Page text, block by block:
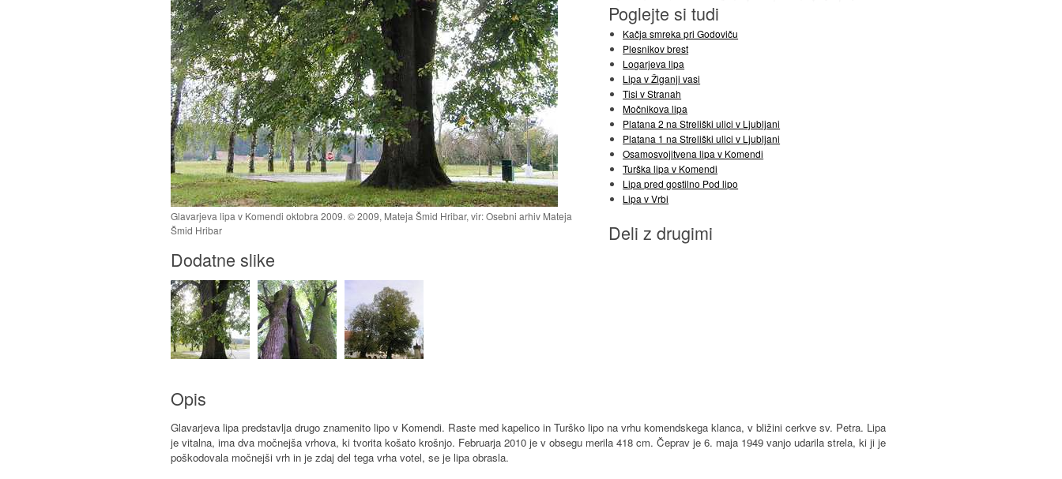
Glavarjeva lipa v Komendi oktobra 2009. © 2009, Mateja Šmid Hribar, vir: Osebni arhiv Mateja
Šmid Hribar
Dodatne slike
Poglejte si tudi
Kačja smreka pri Godoviču
Plesnikov brest
Logarjeva lipa
Lipa v Žiganji vasi
Tisi v Stranah
Močnikova lipa
Platana 2 na Streliški ulici v Ljubljani
Platana 1 na Streliški ulici v Ljubljani
Osamosvojitvena lipa v Komendi
Turška lipa v Komendi
Lipa pred gostilno Pod lipo
Lipa v Vrbi
Deli z drugimi
Opis
Glavarjeva lipa predstavlja drugo znamenito lipo v Komendi. Raste med kapelico in Turško lipo na vrhu komendskega klanca, v bližini cerkve sv. Petra. Lipa
je vitalna, ima dva močnejša vrhova, ki tvorita košato krošnjo. Februarja 2010 je v obsegu merila 418 cm. Čeprav je 6. maja 1949 vanjo udarila strela, ki ji je
poškodovala močnejši vrh in je zdaj del tega vrha votel, se je lipa obrasla.